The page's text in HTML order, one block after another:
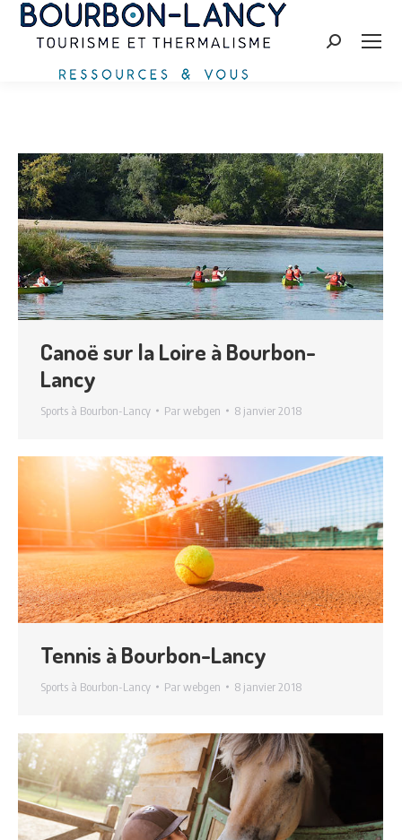
Recherche
Canoë sur la Loire à Bourbon-
Lancy
Sports à Bourbon-Lancy Parwebgen 8 janvier 2018
Tennis à Bourbon-Lancy
Sports à Bourbon-Lancy Parwebgen 8 janvier 2018